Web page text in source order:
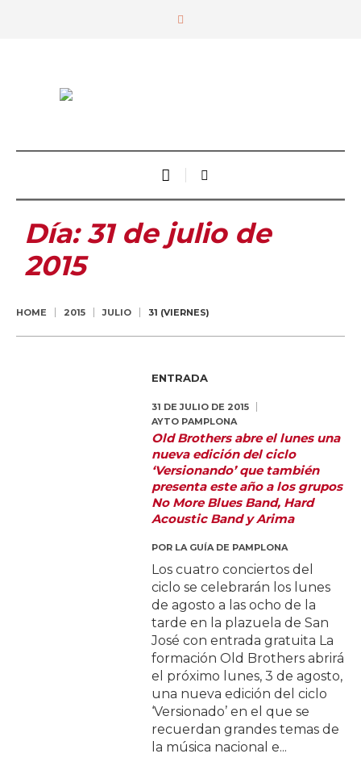
Día:31 de julio de
2015
HOME 2015 JULIO 31 (VIERNES)
ENTRADA
31 DE JULIO DE 2015
AYTO PAMPLONA
Old Brothers abre el lunes una
nueva edición del ciclo
‘Versionando’ que también
presenta este año a los grupos
No More Blues Band, Hard
Acoustic Band y Arima
POR LA GUÍA DE PAMPLONA
Los cuatro conciertos del
ciclo se celebrarán los lunes
de agosto a las ocho de la
tarde en la plazuela de San
José con entrada gratuita La
formación Old Brothers abrirá
el próximo lunes, 3 de agosto,
una nueva edición del ciclo
‘Versionado’ en el que se
recuerdan grandes temas de
la música nacional e...